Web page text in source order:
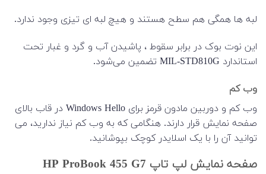
لبه ها همگی هم سطح هستند و هیچ لبه ای تیزی وجود ندارد.
این نوت بوک در برابر سقوط ، پاشیدن آب و گرد و غبار تحت
استاندارد MIL-STD810G تضمین می‌شود.
وب کم
وب کم و دوربین مادون قرمز برای Windows Hello در قاب بالای
صفحه نمایش قرار دارند. هنگامی که به وب کم نیاز ندارید، می
توانید آن را با یک اسلایدر کوچک بپوشانید.
صفحه نمایش لپ تاپ HP ProBook 455 G7